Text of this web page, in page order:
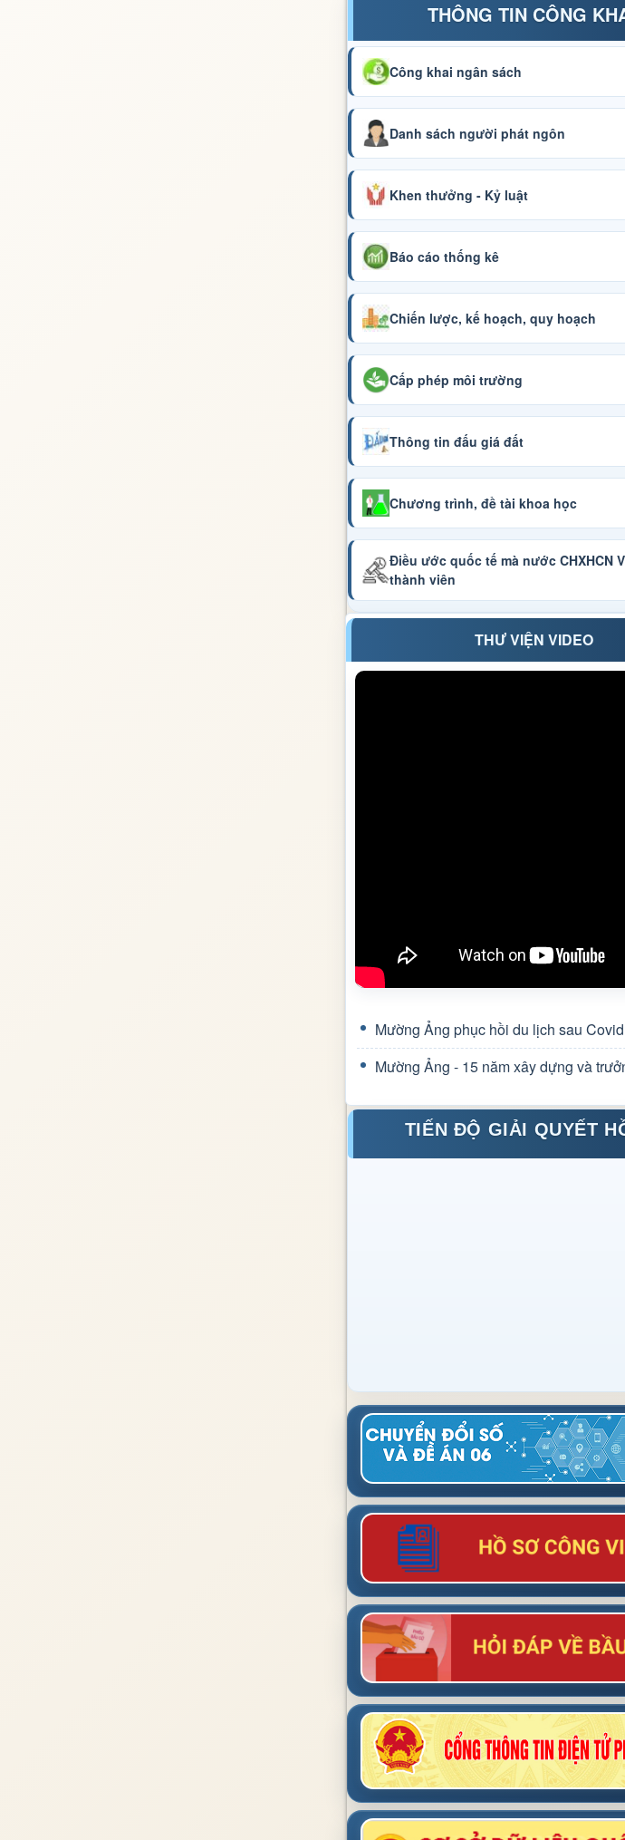
THÔNG TIN CÔNG
Công khai ngân sách
Danh sách người phát ngôn
Khen thưởng - Kỷ luật
Báo cáo thống kê
Chiến lược, kế hoạch, quy hoạch
Cấp phép môi trường
Thông tin đấu giá đất
Chương trình, đề tài khoa học
Điều ước quốc tế mà nước CHXHCN
thành viên
THƯ VIỆN VIDEO
Mường Ảng phục hồi du lịch sau
Mường Ảng - 15 năm xây dựng và
TIẾN ĐỘ GIẢI QUYẾT